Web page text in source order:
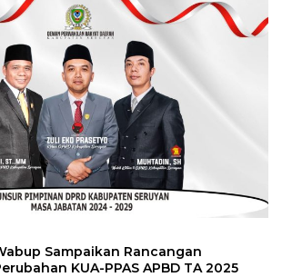
Sampaikan Rancangan
KUA-PPAS APBD TA 2025